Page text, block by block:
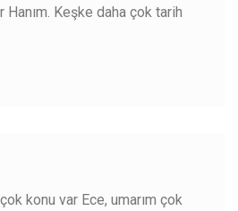
Keşke daha çok tarih
konu var Ece, umarım çok